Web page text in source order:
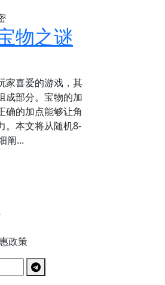
物之谜
家喜爱的游戏，其
成部分。宝物的加
确的加点能够让角
。本文将从随机8-
阐...
政策